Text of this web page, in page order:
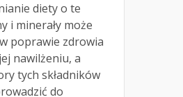
diety o te
i minerały może
poprawie zdrowia
nawilżeniu, a
tych składników
do